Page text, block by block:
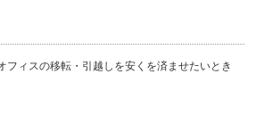
フィスの移転・引越しを安くを済ませたいとき